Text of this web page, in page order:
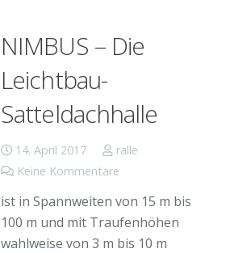
NIMBUS – Die
Leichtbau-
Satteldachhalle
14. April 2017
ralle
Keine Kommentare
ist in Spannweiten von 15 m bis
100 m und mit Traufenhöhen
wahlweise von 3 m bis 10 m